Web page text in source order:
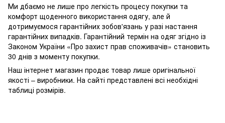
Ми дбаємо не лише про легкість процесу покупки та
комфорт щоденного використання одягу, але й
дотримуємося гарантійних зобов'язань у разі настання
гарантійних випадків. Гарантійний термін на одяг згідно із
Законом України «Про захист прав споживачів» становить
30 днів з моменту покупки.
Наш інтернет магазин продає товар лише оригінальної
якості – виробники. На сайті представлені всі необхідні
таблиці розмірів.